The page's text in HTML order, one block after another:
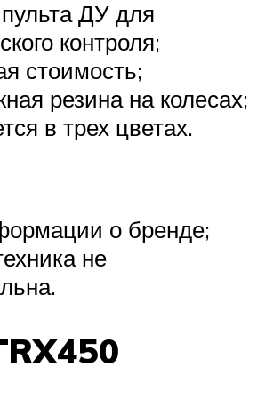
ДУ для
контроля;
стоимость;
резина на колесах;
в трех цветах.
о бренде;
не